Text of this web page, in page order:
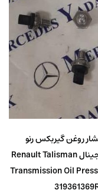
روغن گیربکس رنو
تالیسمان اورجینال Renault Talisman
Transmission Oil